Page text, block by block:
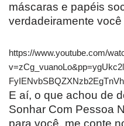
máscaras e papéis
verdadeiramente você
https://www.youtube.com/
FyIENvbSBQZXNzb2EgTnVh
E aí, o que achou de
Sonhar Com Pessoa
para você, me conte